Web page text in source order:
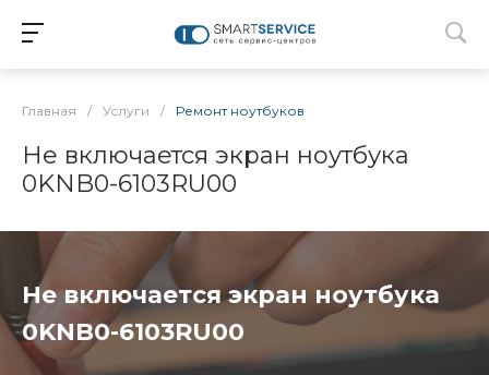
Главная / Услуги / Ремонт ноутбуков
Не включается экран ноутбука
0KNB0-6103RU00
Не включается экран ноутбука
0KNB0-6103RU00